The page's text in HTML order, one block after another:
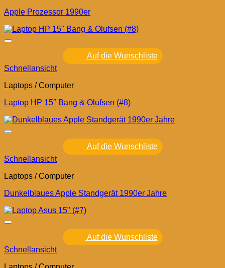
Apple Prozessor 1990er
Auf die Wunschliste
Schnellansicht
Laptops / Computer
Laptop HP 15″ Bang & Olufsen (#8)
Auf die Wunschliste
Schnellansicht
Laptops / Computer
Dunkelblaues Apple Standgerät 1990er Jahre
Auf die Wunschliste
Schnellansicht